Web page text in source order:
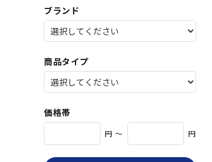
ブランド
商品タイプ
価格帯
円 ～ 円